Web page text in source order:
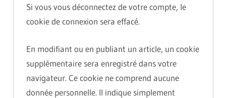
Si vous vous déconnectez de votre compte, le
cookie de connexion sera effacé.
En modifiant ou en publiant un article, un cookie
supplémentaire sera enregistré dans votre
navigateur. Ce cookie ne comprend aucune
donnée personnelle. Il indique simplement